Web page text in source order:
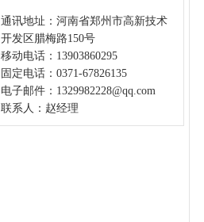
通讯地址：河南省郑州市高新技术
开发区腊梅路150号
移动电话：13903860295
固定电话：0371-67826135
电子邮件： 1329982228@qq.com
联系人：赵经理